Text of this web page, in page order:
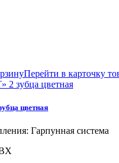
Перейти в карточку
цветная
Гарпунная система